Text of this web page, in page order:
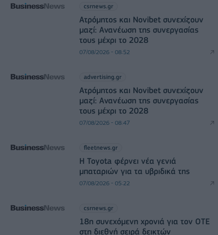
csrnews.gr
Ατρόμητος και Novibet συνεχίζουν
μαζί: Ανανέωση της συνεργασίας
τους μέχρι το 2028
07/08/2026 - 08:52
advertising.gr
Ατρόμητος και Novibet συνεχίζουν
μαζί: Ανανέωση της συνεργασίας
τους μέχρι το 2028
07/08/2026 - 08:47
fleetnews.gr
Η Toyota φέρνει νέα γενιά
μπαταριών για τα υβριδικά της
07/08/2026 - 05:22
csrnews.gr
18η συνεχόμενη χρονιά για τον ΟΤΕ
στη διεθνή σειρά δεικτών